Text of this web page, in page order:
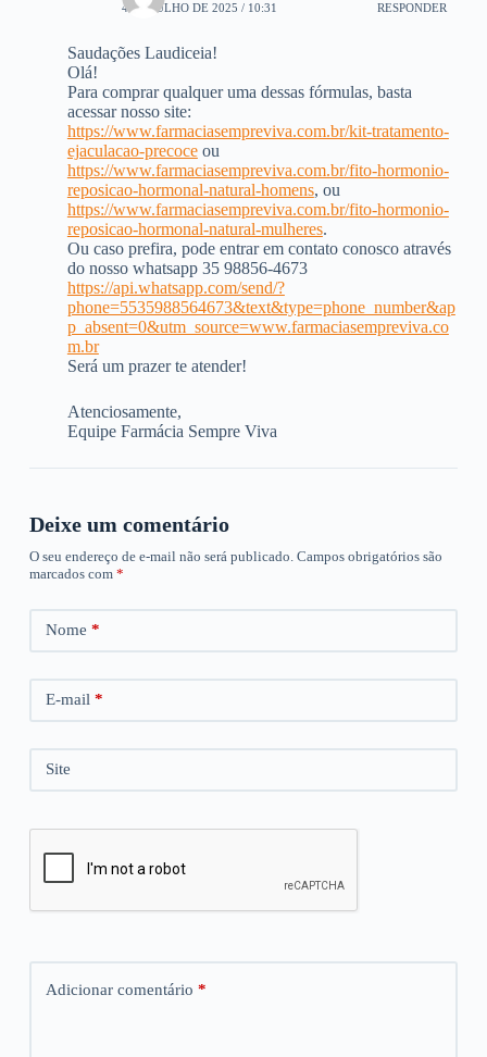
4 DE JULHO DE 2025 / 10:31 RESPONDER
Saudações Laudiceia!
Olá!
Para comprar qualquer uma dessas fórmulas, basta
acessar nosso site:
https://www.farmaciasempreviva.com.br/kit-tratamento-
ejaculacao-precoceou
https://www.farmaciasempreviva.com.br/fito-hormonio-
reposicao-hormonal-natural-homens, ou
https://www.farmaciasempreviva.com.br/fito-hormonio-
reposicao-hormonal-natural-mulheres.
Ou caso prefira, pode entrar em contato conosco através
do nosso whatsapp 35 98856-4673
https://api.whatsapp.com/send/?
phone=5535988564673&text&type=phone_number&ap
p_absent=0&utm_source=www.farmaciasempreviva.co
m.br
Será um prazer te atender!
Atenciosamente,
Equipe Farmácia Sempre Viva
Deixe um comentário
O seu endereço de e-mail não será publicado. Campos obrigatórios são
marcados com *
Nome *
E-mail *
Site
Adicionar comentário *